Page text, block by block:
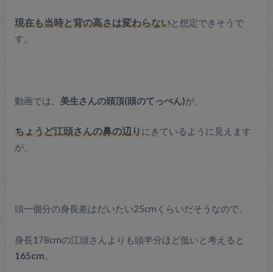
現在も当時と背の高さは変わらないと想定できそうで
す。
動画では、 美生さんの頭頂(頭のてっぺん)が、
ちょうど江頭さんの鼻の辺りにきているように見えます
が、
頭一個分の身長差はだいたい25cmくらいだそうなので、
身長178cmの江頭さんよりも頭半分ほど低いと考えると
165cm。